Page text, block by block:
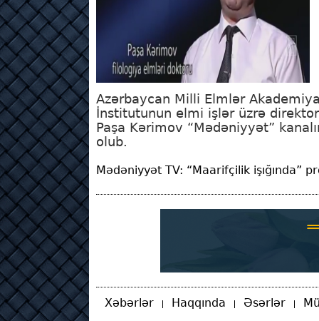
Azərbaycan Milli Elmlər
İnstitutunun elmi işlər üzrə
Paşa Kərimov “Mədəniyyət”
olub.
Mədəniyyət TV: “Maarifçilik işığında”
Xəbərlər Haqqında Əsərlər